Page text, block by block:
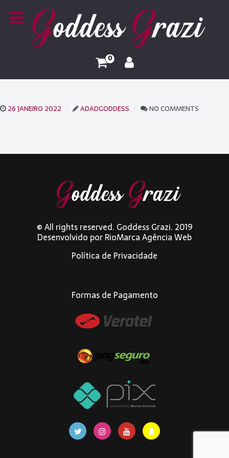
0
26 JANEIRO 2022 ADADGODDESS NO COMMENTS
© All rights reserved. Goddess Grazi. 2019
Desenvolvido porRioMarca Agência Web
Política de Privacidade
Formas de Pagamento